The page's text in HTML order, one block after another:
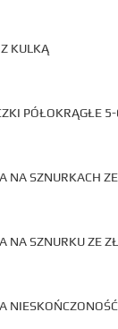
KULKĄ
PÓŁOKRĄGŁE
NA SZNURKACH
NA SZNURKU ZE